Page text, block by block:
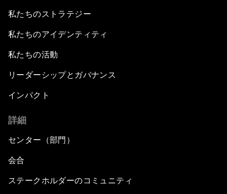
私たちのストラテジー
私たちのアイデンティティ
私たちの活動
リーダーシップとガバナンス
インパクト
詳細
センター（部門）
会合
ステークホルダーのコミュニティ